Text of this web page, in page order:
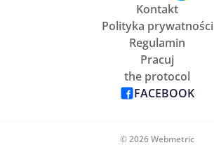
Kontakt
Polityka prywatności
Regulamin
Pracuj
the protocol
FACEBOOK
© 2026 Webmetric